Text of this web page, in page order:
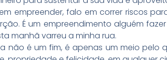
empreender, falo em correr riscos
É um empreendimento alguém
manhã varreu a minha rua.
não é um fim, é apenas um meio